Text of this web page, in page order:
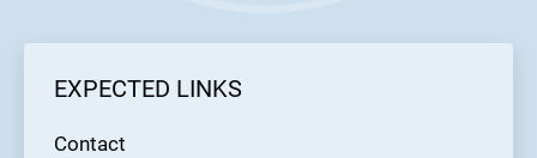
EXPECTED LINKS
Contact